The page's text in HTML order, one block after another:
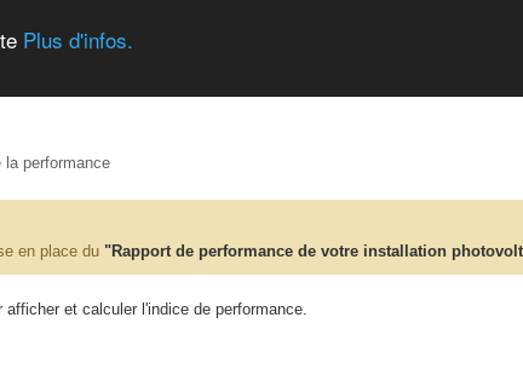
Plus d'infos.
la performance
en place du "Rapport de performance de votre installation
afficher et calculer l'indice de performance.